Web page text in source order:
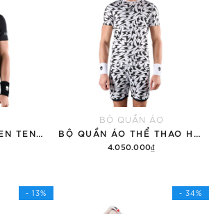
BỘ QUẦN ÁO
4.050.000₫
- 13% - 34%